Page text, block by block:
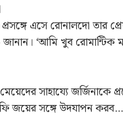
এসে রোনালদো তার
জানান। ‘আমি খুব
সাহায্যে
জয়ের সঙ্গে উদযাপন